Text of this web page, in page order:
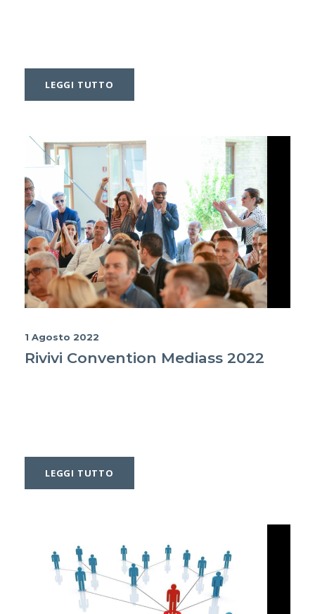
LEGGI TUTTO
1 Agosto 2022
Rivivi Convention Mediass 2022
LEGGI TUTTO